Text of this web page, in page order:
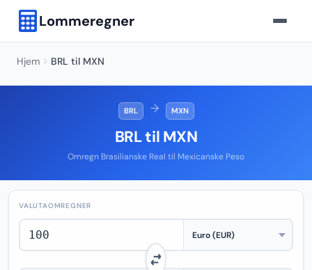
Lommeregner
Hjem BRL til MXN
BRL → MXN
BRL til MXN
Omregn Brasilianske Real til Mexicanske Peso
VALUTAOMREGNER